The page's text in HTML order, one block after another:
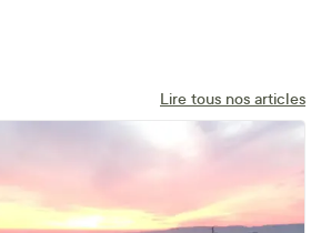
Lire tous nos articles